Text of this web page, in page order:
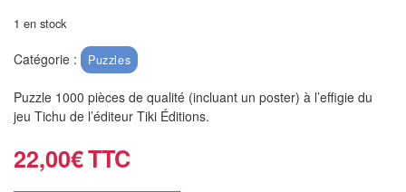
Echiquiers
muraux/Plein
air
1 en stock
Catégorie : Puzzles
Puzzle 1000 pièces de qualité (incluant un poster) à l’effigie du
jeu Tichu de l’éditeur Tiki Éditions.
22,00€